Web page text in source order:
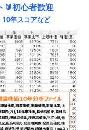
🔰初心者歓迎
年スコアなど